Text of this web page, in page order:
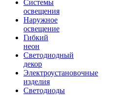
Системы
освещения
Наружное
освещение
Гибкий
неон
Светодиодный
декор
Электроустановочные
изделия
Светодиоды